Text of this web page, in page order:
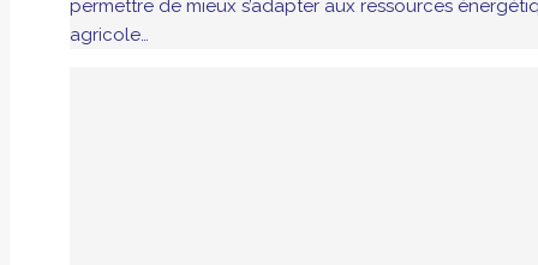
permettre de mieux s’adapter aux ressources
agricole…